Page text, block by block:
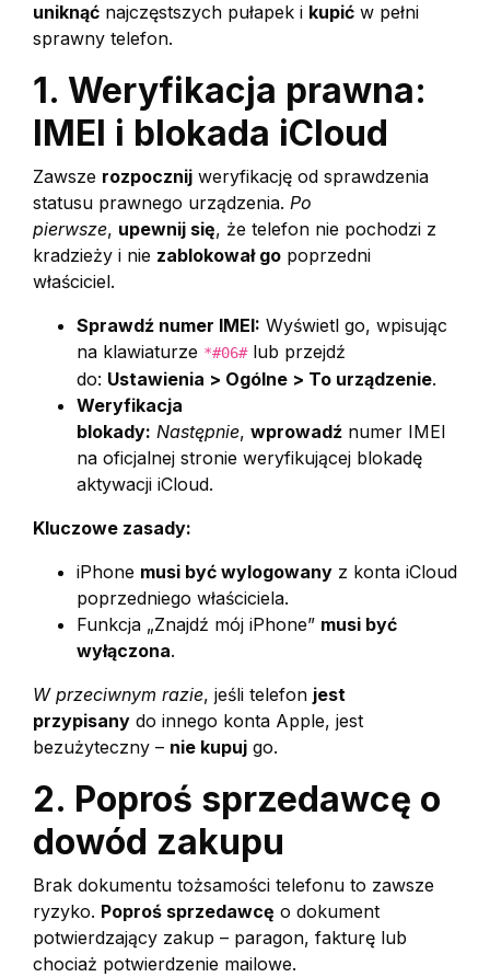
uniknąć najczęstszych pułapek i kupić w pełni
sprawny telefon.
1. Weryfikacja prawna:
IMEI i blokada iCloud
Zawsze rozpocznij weryfikację od sprawdzenia
statusu prawnego urządzenia. Po
pierwsze, upewnij się, że telefon nie pochodzi z
kradzieży i nie zablokował go poprzedni
właściciel.
Sprawdź numer IMEI: Wyświetl go, wpisując
na klawiaturze *#06#lub przejdź
do: Ustawienia > Ogólne > To urządzenie.
Weryfikacja
blokady: Następnie, wprowadź numer IMEI
na oficjalnej stronie weryfikującej blokadę
aktywacji iCloud.
Kluczowe zasady:
iPhone musi być wylogowany z konta iCloud
poprzedniego właściciela.
Funkcja „Znajdź mój iPhone” musi być
wyłączona.
W przeciwnym razie, jeśli telefon jest
przypisany do innego konta Apple, jest
bezużyteczny – nie kupuj go.
2. Poproś sprzedawcę o
dowód zakupu
Brak dokumentu tożsamości telefonu to zawsze
ryzyko. Poproś sprzedawcę o dokument
potwierdzający zakup – paragon, fakturę lub
chociaż potwierdzenie mailowe.